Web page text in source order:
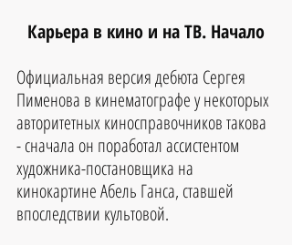
Карьера в кино и на ТВ. Начало
Официальная версия дебюта Сергея
Пименова в кинематографе у некоторых
авторитетных киносправочников такова
- сначала он поработал ассистентом
художника-постановщика на
кинокартине Абель Ганса, ставшей
впоследствии культовой.